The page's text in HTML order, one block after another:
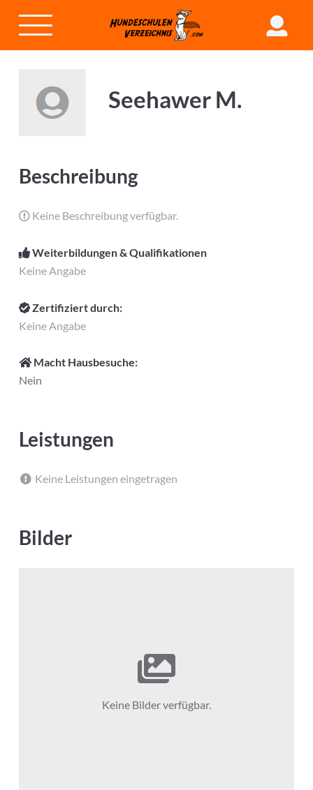
Seehawer M.
Beschreibung
Keine Beschreibung verfügbar.
Weiterbildungen & Qualifikationen
Keine Angabe
Zertifiziert durch:
Keine Angabe
Macht Hausbesuche:
Nein
Leistungen
Keine Leistungen eingetragen
Bilder
Keine Bilder verfügbar.